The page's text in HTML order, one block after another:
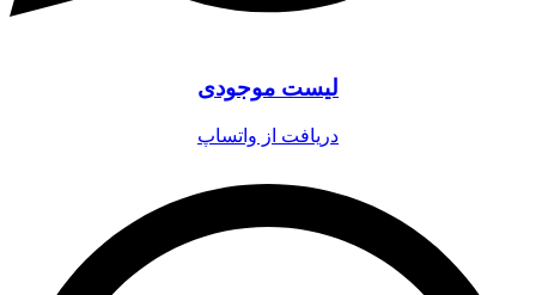
لیست موجودی
دریافت از واتساپ